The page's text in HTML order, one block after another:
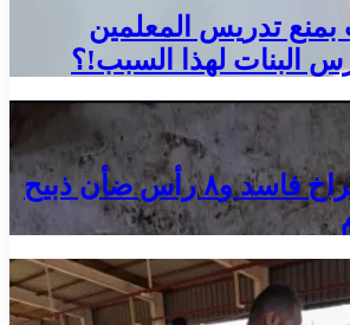
تدريس المعلمين
البنات لهذا السبب!؟
ضبط٧٠٠كيلو فراخ فاسد و٨ رأس ضأن ذبيح